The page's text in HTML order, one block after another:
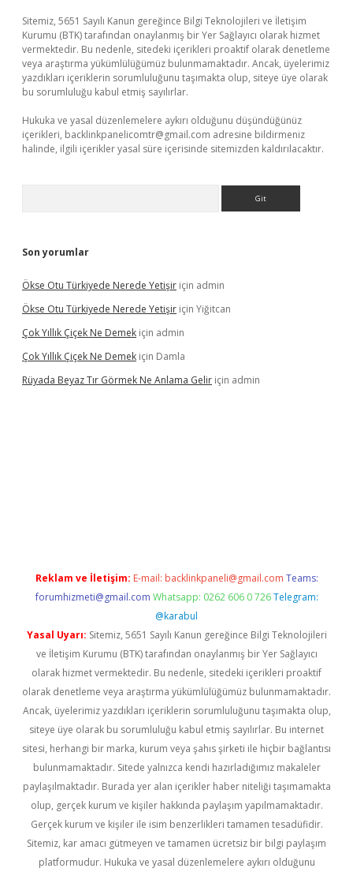
Sitemiz, 5651 Sayılı Kanun gereğince Bilgi Teknolojileri ve İletişim
Kurumu (BTK) tarafından onaylanmış bir Yer Sağlayıcı olarak hizmet
vermektedir. Bu nedenle, sitedeki içerikleri proaktif olarak denetleme
veya araştırma yükümlülüğümüz bulunmamaktadır. Ancak, üyelerimiz
yazdıkları içeriklerin sorumluluğunu taşımakta olup, siteye üye olarak
bu sorumluluğu kabul etmiş sayılırlar.
Hukuka ve yasal düzenlemelere aykırı olduğunu düşündüğünüz
içerikleri, backlinkpanelicomtr@gmail.com adresine bildirmeniz
halinde, ilgili içerikler yasal süre içerisinde sitemizden kaldırılacaktır.
Son yorumlar
Ökse Otu Türkiyede Nerede Yetişir için admin
Ökse Otu Türkiyede Nerede Yetişir için Yiğitcan
Çok Yıllık Çiçek Ne Demek için admin
Çok Yıllık Çiçek Ne Demek için Damla
Rüyada Beyaz Tır Görmek Ne Anlama Gelir için admin
Reklam ve İletişim: E-mail: backlinkpaneli@gmail.com Teams:
forumhizmeti@gmail.com Whatsapp: 0262 606 0 726 Telegram:
@karabul
Yasal Uyarı: Sitemiz, 5651 Sayılı Kanun gereğince Bilgi Teknolojileri
ve İletişim Kurumu (BTK) tarafından onaylanmış bir Yer Sağlayıcı
olarak hizmet vermektedir. Bu nedenle, sitedeki içerikleri proaktif
olarak denetleme veya araştırma yükümlülüğümüz bulunmamaktadır.
Ancak, üyelerimiz yazdıkları içeriklerin sorumluluğunu taşımakta olup,
siteye üye olarak bu sorumluluğu kabul etmiş sayılırlar. Bu internet
sitesi, herhangi bir marka, kurum veya şahıs şirketi ile hiçbir bağlantısı
bulunmamaktadır. Sitede yalnızca kendi hazırladığımız makaleler
paylaşılmaktadır. Burada yer alan içerikler haber niteliği taşımamakta
olup, gerçek kurum ve kişiler hakkında paylaşım yapılmamaktadır.
Gerçek kurum ve kişiler ile isim benzerlikleri tamamen tesadüfidir.
Sitemiz, kar amacı gütmeyen ve tamamen ücretsiz bir bilgi paylaşım
platformudur. Hukuka ve yasal düzenlemelere aykırı olduğunu